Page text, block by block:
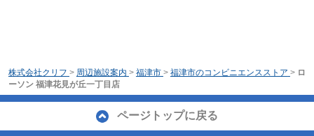
株式会社クリフ > 周辺施設案内 > 福津市 > 福津市のコンビニエンスストア > ロ
ーソン 福津花見が丘一丁目店
ページトップに戻る